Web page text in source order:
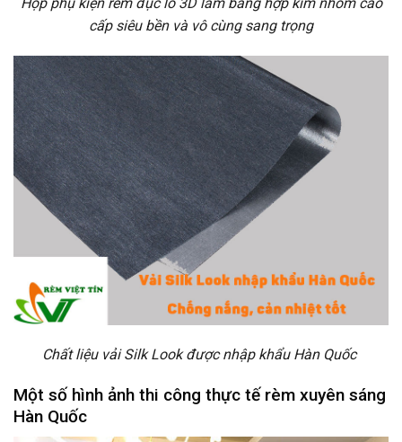
Hộp phụ kiện rèm đục lỗ 3D làm bằng hợp kim nhôm cao
cấp siêu bền và vô cùng sang trọng
Chất liệu vải Silk Look được nhập khẩu Hàn Quốc
Một số hình ảnh thi công thực tế rèm xuyên sáng
Hàn Quốc